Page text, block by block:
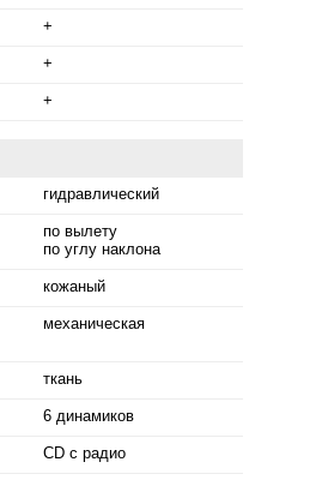
+
+
+
гидравлический
по вылету
по углу наклона
кожаный
механическая
ткань
6 динамиков
CD с радио